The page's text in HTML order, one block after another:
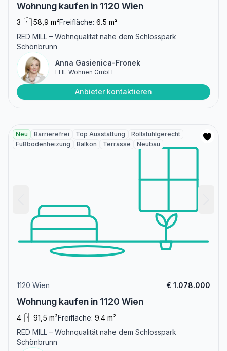
Wohnung kaufen in 1120 Wien
3 58,9 m²Freifläche: 6.5 m²
RED MILL – Wohnqualität nahe dem Schlosspark
Schönbrunn
Anna Gasienica-Fronek
EHL Wohnen GmbH
Anbieter kontaktieren
Neu Barrierefrei Top Ausstattung
Rollstuhlgerecht
Fußbodenheizung
Balkon Terrasse Neubau
1120 Wien € 1.078.000
Wohnung kaufen in 1120 Wien
4 91,5 m²Freifläche: 9.4 m²
RED MILL – Wohnqualität nahe dem Schlosspark
Schönbrunn